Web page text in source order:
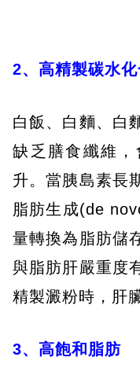
2、高精製碳水
白飯、白麵、白
缺乏膳食纖維
升。當胰島素長
脂肪生成(de
量轉換為脂肪儲
與脂肪肝嚴重度
精製澱粉時，肝
3、高飽和脂肪